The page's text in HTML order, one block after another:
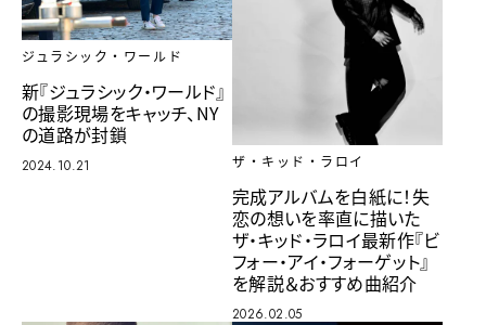
ジュラシック・ワールド
新『ジュラシック・ワールド』
の撮影現場をキャッチ、NY
の道路が封鎖
2024.10.21 ザ・キッド・ラロイ
完成アルバムを白紙に！失
恋の想いを率直に描いた
ザ・キッド・ラロイ最新作『ビ
フォー・アイ・フォーゲット』
を解説＆おすすめ曲紹介
2026.02.05